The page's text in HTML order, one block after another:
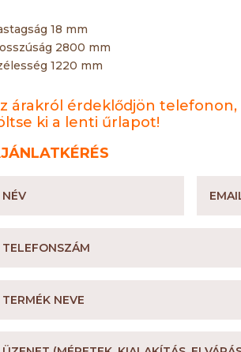
18 mm
2800 mm
1220 mm
árakról érdeklődjön
ki a lenti űrlapot!